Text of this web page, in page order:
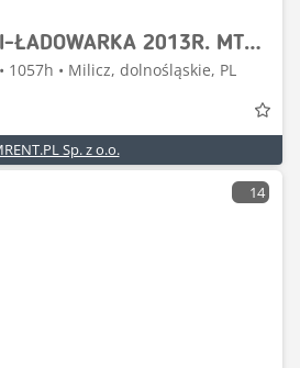
Bobcat S 100 MINI-ŁADOWARKA 2013R. MTH: 1057! | S130 753
1057h • Milicz, dolnośląskie, PL
Sp. z o.o.
14